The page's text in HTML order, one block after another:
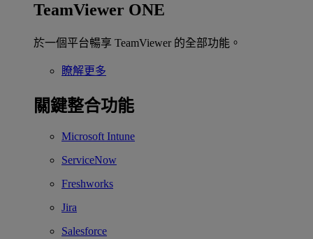
TeamViewer ONE
於一個平台暢享 TeamViewer 的全部功能。
瞭解更多
關鍵整合功能
Microsoft Intune
ServiceNow
Freshworks
Jira
Salesforce